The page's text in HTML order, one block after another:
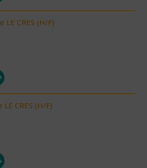
LE CRES (H/F)
LE CRES (H/F)